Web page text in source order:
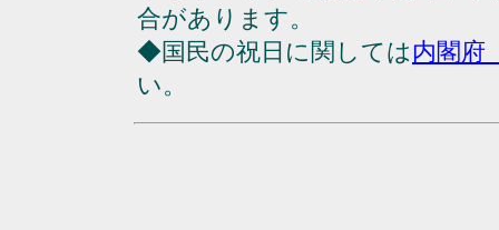
合があります。
◆国民の祝日に関しては内閣府
い。